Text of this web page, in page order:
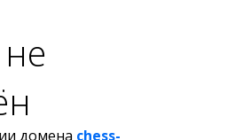
домена chess-